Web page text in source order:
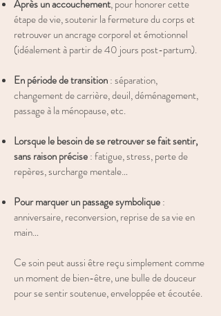
Après un accouchement, pour honorer cette
étape de vie, soutenir la fermeture du corps et
retrouver un ancrage corporel et émotionnel
(idéalement à partir de 40 jours post-partum).
En période de transition: séparation,
changement de carrière, deuil, déménagement,
passage à la ménopause, etc.
Lorsque le besoin de se retrouver se fait sentir,
sans raison précise: fatigue, stress, perte de
repères, surcharge mentale…
Pour marquer un passage symbolique:
anniversaire, reconversion, reprise de sa vie en
main…
Ce soin peut aussi être reçu simplement comme
un moment de bien-être, une bulle de douceur
pour se sentir soutenue, enveloppée et écoutée.